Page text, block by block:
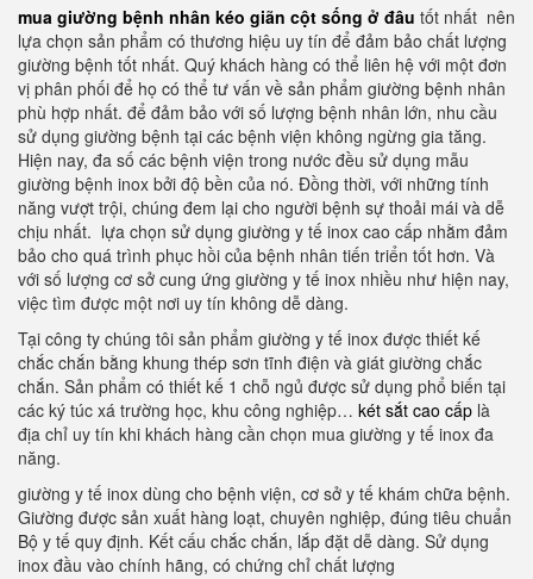
mua giường bệnh nhân kéo giãn cột sống ở đâu tốt nhất nên
lựa chọn sản phẩm có thương hiệu uy tín để đảm bảo chất lượng
giường bệnh tốt nhất. Quý khách hàng có thể liên hệ với một đơn
vị phân phối để họ có thể tư vấn về sản phẩm giường bệnh nhân
phù hợp nhất. để đảm bảo với số lượng bệnh nhân lớn, nhu cầu
sử dụng giường bệnh tại các bệnh viện không ngừng gia tăng.
Hiện nay, đa số các bệnh viện trong nước đều sử dụng mẫu
giường bệnh inox bởi độ bền của nó. Đồng thời, với những tính
năng vượt trội, chúng đem lại cho người bệnh sự thoải mái và dễ
chịu nhất. lựa chọn sử dụng giường y tế inox cao cấp nhằm đảm
bảo cho quá trình phục hồi của bệnh nhân tiến triển tốt hơn. Và
với số lượng cơ sở cung ứng giường y tế inox nhiều như hiện nay,
việc tìm được một nơi uy tín không dễ dàng.
Tại công ty chúng tôi sản phẩm giường y tế inox được thiết kế
chắc chắn bằng khung thép sơn tĩnh điện và giát giường chắc
chắn. Sản phẩm có thiết kế 1 chỗ ngủ được sử dụng phổ biến tại
các ký túc xá trường học, khu công nghiệp… két sắt cao cấp là
địa chỉ uy tín khi khách hàng cần chọn mua giường y tế inox đa
năng.
giường y tế inox dùng cho bệnh viện, cơ sở y tế khám chữa bệnh.
Giường được sản xuất hàng loạt, chuyên nghiệp, đúng tiêu chuẩn
Bộ y tế quy định. Kết cấu chắc chắn, lắp đặt dễ dàng. Sử dụng
inox đầu vào chính hãng, có chứng chỉ chất lượng